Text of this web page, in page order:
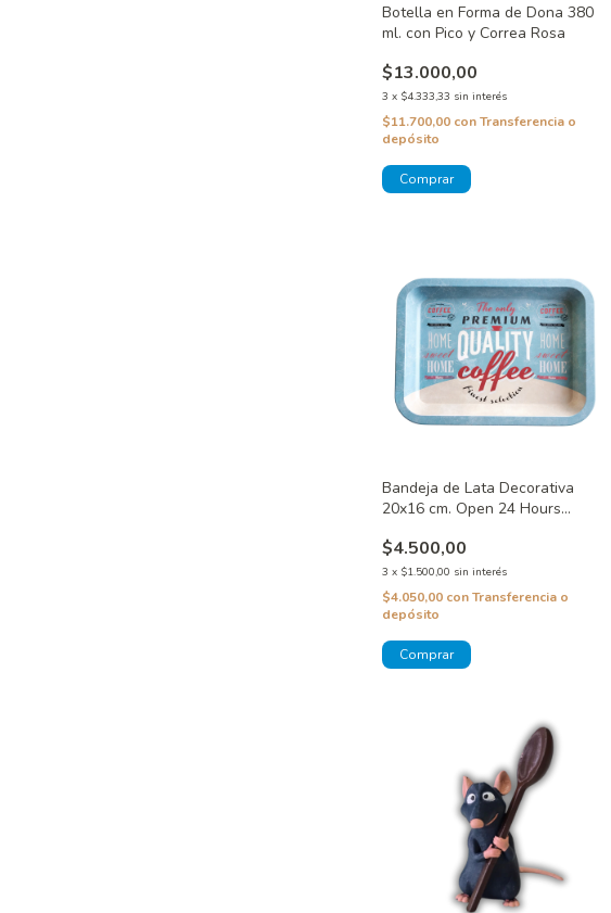
Botella en Forma de Dona 380
ml. con Pico y Correa Rosa
$13.000,00
3 x $4.333,33 sin interés
$11.700,00 con Transferencia o
depósito
Bandeja de Lata Decorativa
20x16 cm. Open 24 Hours
$4.500,00
3 x $1.500,00 sin interés
$4.050,00 con Transferencia o
depósito